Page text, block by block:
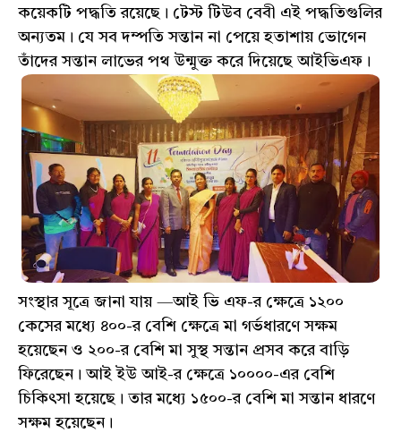
কয়েকটি পদ্ধতি রয়েছে। টেস্ট টিউব বেবী এই পদ্ধতিগুলির
অন্যতম। যে সব দম্পতি সন্তান না পেয়ে হতাশায় ভোগেন
তাঁদের সন্তান লাভের পথ উন্মুক্ত করে দিয়েছে আইভিএফ।
সংস্থার সূত্রে জানা যায় —আই ভি এফ-র ক্ষেত্রে ১২০০
কেসের মধ্যে ৪০০-র বেশি ক্ষেত্রে মা গর্ভধারণে সক্ষম
হয়েছেন ও ২০০-র বেশি মা সুস্থ সন্তান প্রসব করে বাড়ি
ফিরেছেন। আই ইউ আই-র ক্ষেত্রে ১০০০০-এর বেশি
চিকিৎসা হয়েছে। তার মধ্যে ১৫০০-র বেশি মা সন্তান ধারণে
সক্ষম হয়েছেন।